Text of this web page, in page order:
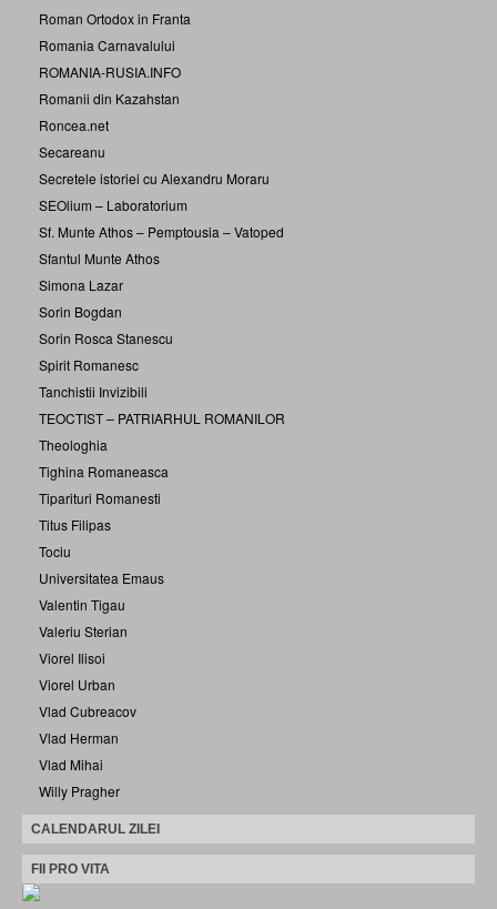
Roman Ortodox in Franta
Romania Carnavalului
ROMANIA-RUSIA.INFO
Romanii din Kazahstan
Roncea.net
Secareanu
Secretele istoriei cu Alexandru Moraru
SEOlium – Laboratorium
Sf. Munte Athos – Pemptousia – Vatoped
Sfantul Munte Athos
Simona Lazar
Sorin Bogdan
Sorin Rosca Stanescu
Spirit Romanesc
Tanchistii Invizibili
TEOCTIST – PATRIARHUL ROMANILOR
Theologhia
Tighina Romaneasca
Tiparituri Romanesti
Titus Filipas
Tociu
Universitatea Emaus
Valentin Tigau
Valeriu Sterian
Viorel Ilisoi
Viorel Urban
Vlad Cubreacov
Vlad Herman
Vlad Mihai
Willy Pragher
CALENDARUL ZILEI
FII PRO VITA